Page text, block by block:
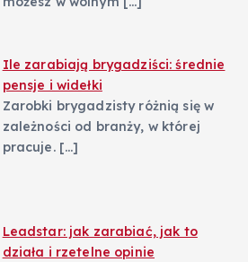
Ile zarabiają brygadziści: średnie
pensje i widełki
Zarobki brygadzisty różnią się w
zależności od branży, w której
pracuje. […]
Leadstar: jak zarabiać, jak to
działa i rzetelne opinie